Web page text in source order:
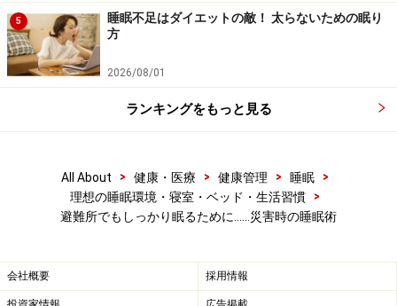
【編集部おすすめの購入サイト】
5
睡眠不足はダイエットの敵！ 太らないための眠り
方
2026/08/01
ランキングをもっと見る
All About > 健康・医療 > 健康管理 > 睡眠
>
理想の睡眠環境・寝室・ベッド・生活習慣
>
避難所でもしっかり眠るために……災害時の睡眠術
会社概要 採用情報